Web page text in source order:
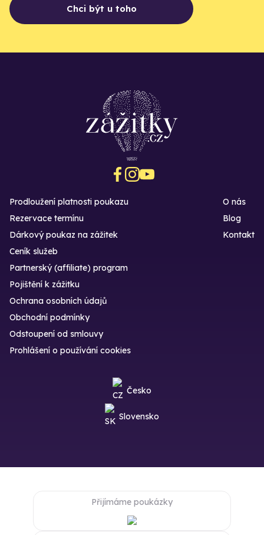
Chci být u toho
Prodloužení platnosti poukazu
Rezervace termínu
Dárkový poukaz na zážitek
O nás
Blog
Kontakt
Ceník služeb
Partnerský (affiliate) program
Pojištění k zážitku
Ochrana osobních údajů
Obchodní podmínky
Odstoupení od smlouvy
Prohlášení o používání cookies
Česko
Slovensko
Přijímáme poukázky